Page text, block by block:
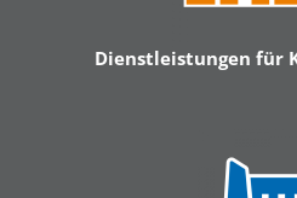
Dienstleistungen für